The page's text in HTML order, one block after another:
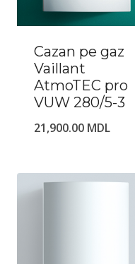
Cazan pe gaz
Vaillant
AtmoTEC pro
VUW 280/5-3
21,900.00 MDL